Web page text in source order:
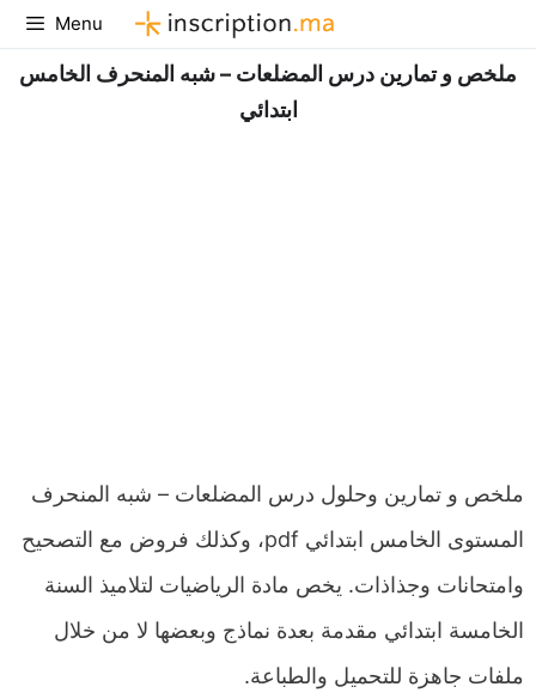
Aller
au
contenu
Menu
ملخص و تمارين درس المضلعات – شبه المنحرف الخامس
ابتدائي
ملخص و تمارين وحلول درس المضلعات – شبه المنحرف
المستوى الخامس ابتدائي pdf، وكذلك فروض مع التصحيح
وامتحانات وجذاذات. يخص مادة الرياضيات لتلاميذ السنة
الخامسة ابتدائي مقدمة بعدة نماذج وبعضها لا من خلال
ملفات جاهزة للتحميل والطباعة.